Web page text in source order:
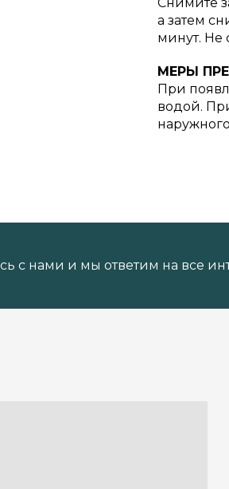
а затем
минут. Не
МЕРЫ
При
водой.
с нами и мы ответим на все